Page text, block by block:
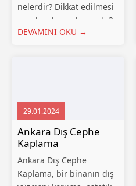
nelerdir? Dikkat edilmesi
gereken hususlar nedir?
Merak ettiğiniz tüm
estetik görünüm hem de
yapısal dayanıklılık
açısından büyük...
DEVAMINI OKU →
29.01.2024
Ankara Dış Cephe
Kaplama
Ankara Dış Cephe
Kaplama, bir binanın dış